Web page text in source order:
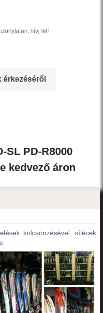
hívj fel!
érkezéséről
SL PD-R8000
kedvező áron
kölcsönzésével, sílécek